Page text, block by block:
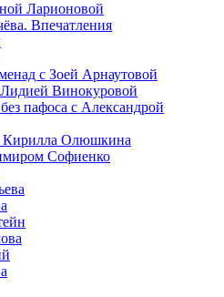
Ларионовой
Впечатления
с Зоей Арнаутовой
Винокуровой
пафоса с Александрой
Кирилла Олюшкина
Софиенко